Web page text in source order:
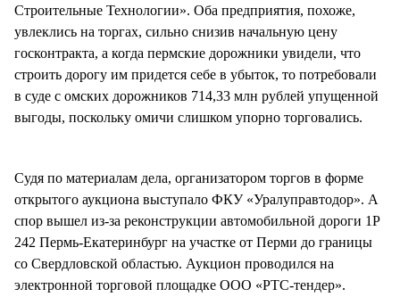
Строительные Технологии». Оба предприятия, похоже,
увлеклись на торгах, сильно снизив начальную цену
госконтракта, а когда пермские дорожники увидели, что
строить дорогу им придется себе в убыток, то потребовали
в суде с омских дорожников 714,33 млн рублей упущенной
выгоды, поскольку омичи слишком упорно торговались.
Судя по материалам дела, организатором торгов в форме
открытого аукциона выступало ФКУ «Уралуправтодор». А
спор вышел из-за реконструкции автомобильной дороги 1Р
242 Пермь-Екатеринбург на участке от Перми до границы
со Свердловской областью. Аукцион проводился на
электронной торговой площадке ООО «РТС-тендер».